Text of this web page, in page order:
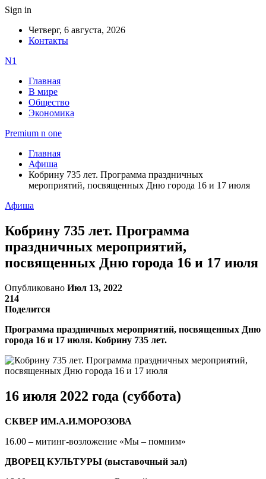
Sign in
Четверг, 6 августа, 2026
Контакты
N1
Главная
В мире
Общество
Экономика
Premium n one
Главная
Афиша
Кобрину 735 лет. Программа праздничных
мероприятий, посвященных Дню города 16 и 17 июля
Афиша
Кобрину 735 лет. Программа
праздничных мероприятий,
посвященных Дню города 16 и 17 июля
Опубликовано Июл 13, 2022
214
Поделится
Программа праздничных мероприятий, посвященных Дню
города 16 и 17 июля. Кобрину 735 лет.
16 июля 2022 года (суббота)
СКВЕР ИМ.А.И.МОРОЗОВА
16.00 – митинг-возложение «Мы – помним»
ДВОРЕЦ КУЛЬТУРЫ (выставочный зал)